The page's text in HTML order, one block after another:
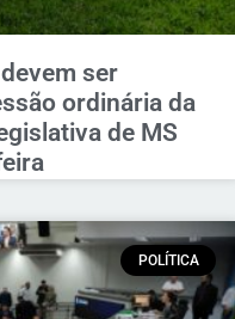
ser
ordinária da
de MS
POLÍTICA